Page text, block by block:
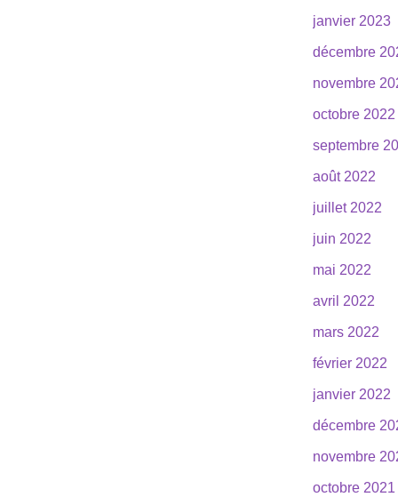
janvier 2023
décembre
novembre
octobre 2022
septembre
août 2022
juillet 2022
juin 2022
mai 2022
avril 2022
mars 2022
février 2022
janvier 2022
décembre
novembre
octobre 2021